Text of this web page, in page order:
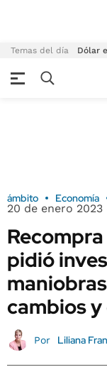
Temas del día Dólar
ámbito Economía
20 de enero 2023
pidió
cambios
Por Liliana